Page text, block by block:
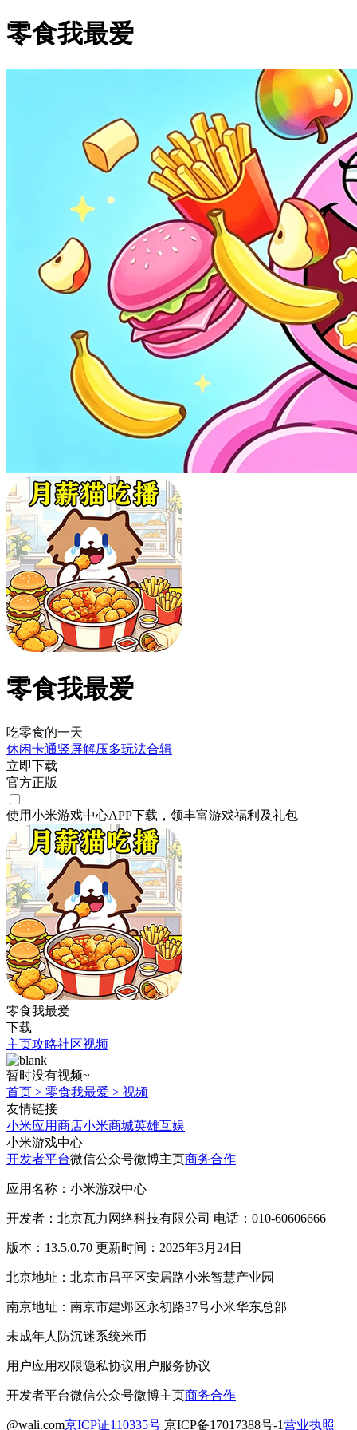
零食我最爱
零食我最爱
吃零食的一天
休闲卡通竖屏解压多玩法合辑
立即下载
官方正版
使用小米游戏中心APP下载 ，领丰富游戏福利 及礼包
零食我最爱
下载
主页攻略社区视频
暂时没有视频~
首页 > 零食我最爱 > 视频
友情链接
小米应用商店小米商城英雄互娱
小米游戏中心
开发者平台微信公众号微博主页商务合作
应用名称：小米游戏中心
开发者：北京瓦力网络科技有限公司 电话：010-60606666
版本：13.5.0.70 更新时间：2025年3月24日
北京地址：北京市昌平区安居路小米智慧产业园
南京地址：南京市建邺区永初路37号小米华东总部
未成年人防沉迷系统米币
用户应用权限隐私协议用户服务协议
开发者平台微信公众号微博主页商务合作
@wali.com京ICP证110335号 京ICP备17017388号-1营业执照